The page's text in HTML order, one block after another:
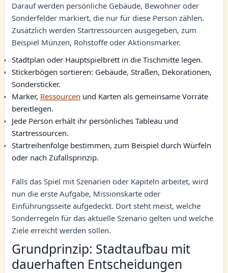
Darauf werden persönliche Gebäude, Bewohner oder
Sonderfelder markiert, die nur für diese Person zählen.
Zusätzlich werden Startressourcen ausgegeben, zum
Beispiel Münzen, Rohstoffe oder Aktionsmarker.
Stadtplan oder Hauptspielbrett in die Tischmitte legen.
Stickerbögen sortieren: Gebäude, Straßen, Dekorationen,
Sondersticker.
Marker, Ressourcen und Karten als gemeinsame Vorräte
bereitlegen.
Jede Person erhält ihr persönliches Tableau und
Startressourcen.
Startreihenfolge bestimmen, zum Beispiel durch Würfeln
oder nach Zufallsprinzip.
Falls das Spiel mit Szenarien oder Kapiteln arbeitet, wird
nun die erste Aufgabe, Missionskarte oder
Einführungsseite aufgedeckt. Dort steht meist, welche
Sonderregeln für das aktuelle Szenario gelten und welche
Ziele erreicht werden sollen.
Grundprinzip: Stadtaufbau mit
dauerhaften Entscheidungen